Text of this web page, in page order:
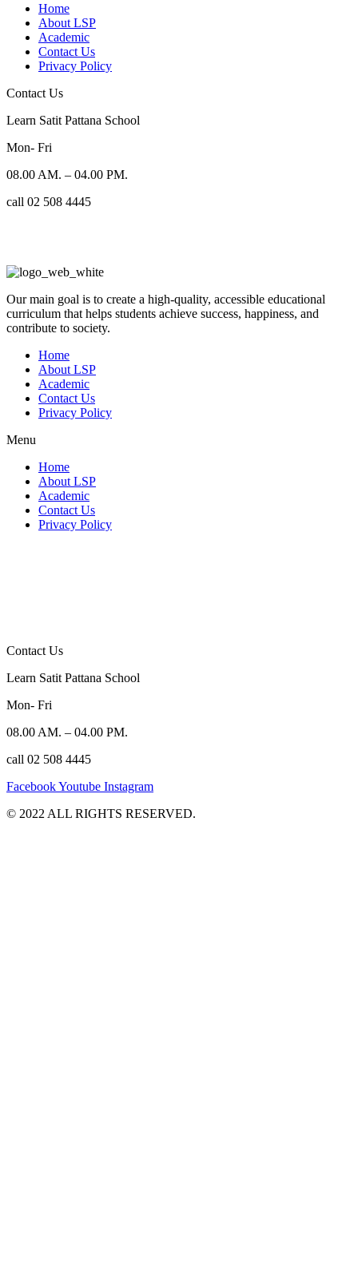
Home
About LSP
Academic
Contact Us
Privacy Policy
Contact Us
Learn Satit Pattana School
Mon- Fri
08.00 AM. – 04.00 PM.
call 02 508 4445
Our main goal is to create a high-quality, accessible educational
curriculum that helps students achieve success, happiness, and
contribute to society.
Home
About LSP
Academic
Contact Us
Privacy Policy
Menu
Home
About LSP
Academic
Contact Us
Privacy Policy
Contact Us
Learn Satit Pattana School
Mon- Fri
08.00 AM. – 04.00 PM.
call 02 508 4445
FacebookYoutube Instagram
©️ 2022 ALL RIGHTS RESERVED.